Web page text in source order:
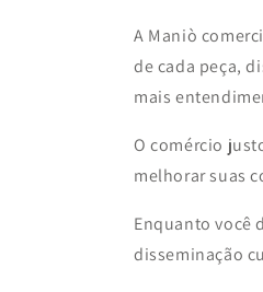
A Maniò
de cada peça,
mais
O comércio
melhorar suas
Enquanto você
disseminação